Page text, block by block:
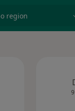
region